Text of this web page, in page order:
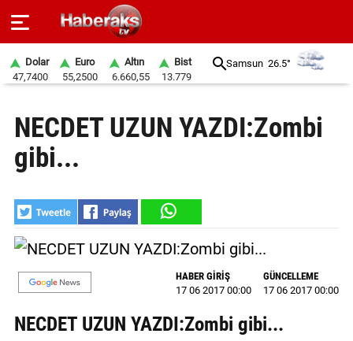
SPOR
YAŞAM
EKONOMİ
BELEDİYELER
SAĞLIK
Dolar
47,7400
Euro
55,2500
Altın
6.660,55
Bist
13.779
Samsun 26.5°
NECDET UZUN YAZDI:Zombi
gibi...
HABER GİRİŞ
17 06 2017 00:00
GÜNCELLEME
17 06 2017 00:00
NECDET UZUN YAZDI:Zombi gibi...